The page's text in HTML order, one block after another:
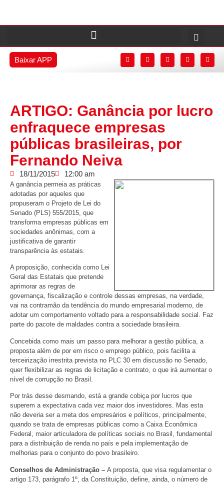
Baixar APP
ARTIGO: Ganância por lucro
enfraquece empresas
públicas brasileiras, por
Fernando Neiva
18/11/2015 12:00 am
A ganância permeia as práticas
adotadas por aqueles que
propuseram o Projeto de Lei do
Senado (PLS) 555/2015, que
transforma empresas públicas em
sociedades anônimas, com a
justificativa de garantir
transparência às estatais.
A proposição, conhecida como Lei
Geral das Estatais que pretende
aprimorar as regras de
governança, fiscalização e controle dessas empresas, na verdade,
vai na contramão da tendência do mundo empresarial moderno, de
adotar um comportamento voltado para a responsabilidade social. Faz
parte do pacote de maldades contra a sociedade brasileira.
Concebida como mais um passo para melhorar a gestão pública, a
proposta além de por em risco o emprego público, pois facilita a
terceirização irrestrita prevista no PLC 30 em discussão no Senado,
quer flexibilizar as regras de licitação e contrato, o que irá aumentar o
nível de corrupção no Brasil.
Por trás desse desmando, está a grande cobiça por lucros que
superem a expectativa cada vez maior dos investidores. Mas esta
não deveria ser a meta dos empresários e políticos, principalmente,
quando se trata de empresas públicas como a Caixa Econômica
Federal, maior articuladora de políticas sociais no Brasil, fundamental
para a distribuição de renda no país e pela implementação de
melhorias para o conjunto do povo brasileiro.
Conselhos de Administração – A proposta, que visa regulamentar o
artigo 173, parágrafo 1º, da Constituição, define, ainda, o número de